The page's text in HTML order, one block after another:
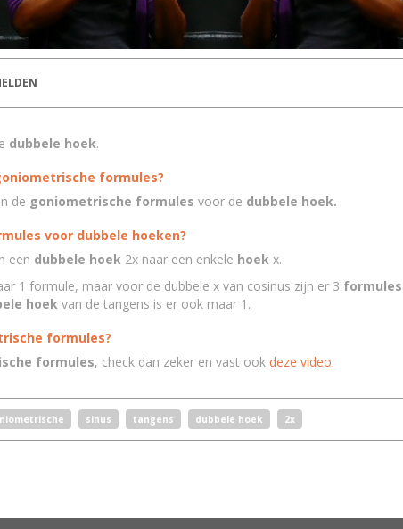
dubbele hoek.
formules?
de goniometrische formules voor de dubbele hoek.
voor dubbele hoeken?
een dubbele hoek2x naar een enkele hoekx.
1 formule, maar voor de dubbele x van cosinus zijn er 3 formules
hoekvan de tangens is er ook maar 1.
formules?
formules, check dan zeker en vast ook deze video.
sinus tangens dubbele hoek 2x